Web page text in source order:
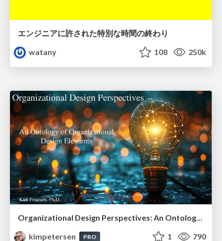
エンジニアに許された特別な時間の終わり
watany
108 250k
Organizational Design Perspectives: An Ontology of Organizational Design Elements
kimpetersen
PRO 1 790